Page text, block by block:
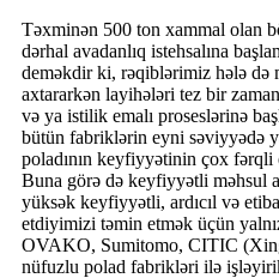
Təxminən 500 ton xammal olan
dərhal avadanlıq istehsalına
deməkdir ki, rəqiblərimiz hələ də
axtararkən layihələri tez bir
və ya istilik emalı proseslərinə
bütün fabriklərin eyni səviyyədə
poladının keyfiyyətinin çox
Buna görə də keyfiyyətli məhsul
yüksək keyfiyyətli, ardıcıl və
etdiyimizi təmin etmək üçün
OVAKO, Sumitomo, CITIC
nüfuzlu polad fabrikləri ilə